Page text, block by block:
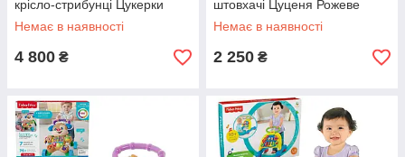
крісло-стрибунці Цукерки
Немає в наявності
4 800 ₴
штовхачі Цуценя Рожеве
Немає в наявності
2 250 ₴